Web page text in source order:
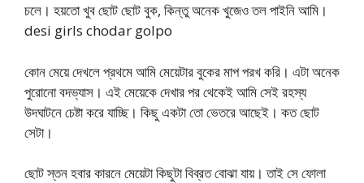
চলে। হয়তো খুব ছোট ছোট বুক, কিন্তু অনেক খুজেও তল পাইনি আমি।
desi girls chodar golpo
কোন মেয়ে দেখলে প্রথমে আমি মেয়েটার বুকের মাপ পরখ করি। এটা অনেক
পুরোনো বদভ্যাস। এই মেয়েকে দেখার পর থেকেই আমি সেই রহস্য
উদঘাটনে চেষ্টা করে যাচ্ছি। কিছু একটা তো ভেতরে আছেই। কত ছোট
সেটা।
ছোট স্তন হবার কারনে মেয়েটা কিছুটা বিব্রত বোঝা যায়। তাই সে ফোলা